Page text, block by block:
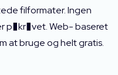
filformater. Ingen
p�kr�vet. Web- baseret
at bruge og helt gratis.